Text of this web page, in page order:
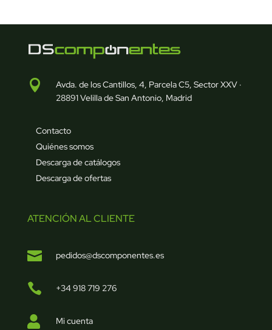

Avda. de los Cantillos, 4, Parcela C5, Sector XXV ·
28891 Velilla de San Antonio, Madrid
Contacto
Quiénes somos
Descarga de catálogos
Descarga de ofertas
ATENCIÓN AL CLIENTE
 pedidos@dscomponentes.es
 +34 918 719 276
 Mi cuenta